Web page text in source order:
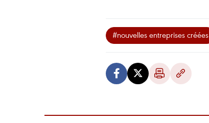
#nouvelles entreprises créées